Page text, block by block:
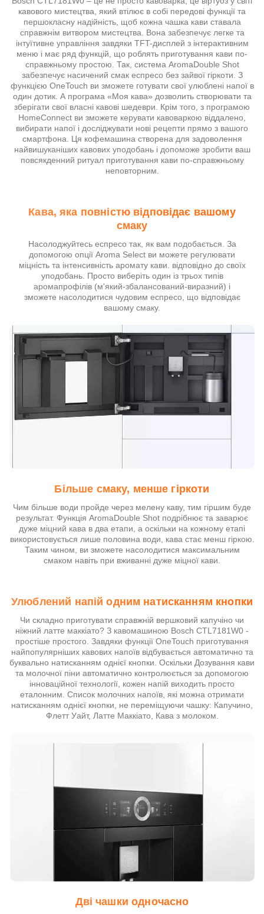
кавового мистецтва, який втілює в собі передові функції та
першокласну надійність, щоб кожна чашка кави ставала
справжнім витвором мистецтва. Вона забезпечує легке та
інтуїтивне управління завдяки TFT-дисплей з інтерактивним
меню і має ряд функцій, що роблять приготування кави по-
справжньому простою. Так, система AromaDouble Shot
забезпечує насичений смак еспресо без зайвої гіркоти. З
функцією OneTouch ви зможете готувати свої улюблені напої в
один дотик. А програма «Моя кава» дозволить створювати та
зберігати свої власні кавові шедеври. Крім того, з програмою
HomeConnect ви зможете керувати кавоваркою віддалено,
вибирати напої і досліджувати нові рецепти прямо з вашого
смартфона. Ця кофемашина створена для задоволення
найвишуканіших кавових уподобань і допоможе зробити ваш
повсякденний ритуал приготування кави по-справжньому
неповторним.
Кава, яка повністю відповідає вашому
смаку
Насолоджуйтесь еспресо так, як вам подобається. За
допомогою опції Aroma Select ви можете регулювати
міцність та інтенсивність аромату кави. відповідно до своїх
уподобань. Просто виберіть один із трьох типів
аромапрофілів (м'який-збалансований-виразний) і
зможете насолодитися чудовим еспресо, що відповідає
вашому смаку.
Більше смаку, менше гіркоти
Чим більше води пройде через мелену каву, тим гіршим буде
результат. Функція AromaDouble Shot подрібнює та заварює
дуже міцний кава в два етапи, а оскільки на кожному етапі
використовується лише половина води, кава стає менш гіркою.
Таким чином, ви зможете насолодитися максимальним
смаком навіть при вживанні дуже міцної кави.
Улюблений напій одним натисканням кнопки
Чи складно приготувати справжній вершковий капучіно чи
ніжний латте маккіато? З кавомашиною Bosch CTL7181W0 -
простіше простого. Завдяки функції OneTouch приготування
найпопулярніших кавових напоїв відбувається автоматично та
буквально натисканням однієї кнопки. Оскільки Дозування кави
та молочної піни автоматично контролюється за допомогою
інноваційної технології, кожен напій виходить просто
еталонним. Список молочних напоїв, які можна отримати
натисканням однієї кнопки, не переміщуючи чашку: Капучино,
Флетт Уайт, Латте Маккіато, Кава з молоком.
Дві чашки одночасно